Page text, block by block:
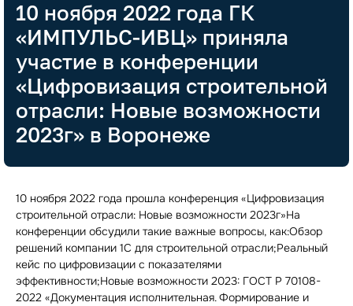
10 ноября 2022 года ГК
«ИМПУЛЬС-ИВЦ» приняла
участие в конференции
«Цифровизация строительной
отрасли: Новые возможности
2023г» в Воронеже
10 ноября 2022 года прошла конференция «Цифровизация
строительной отрасли: Новые возможности 2023г»На
конференции обсудили такие важные вопросы, как:Обзор
решений компании 1С для строительной отрасли;Реальный
кейс по цифровизации с показателями
эффективности;Новые возможности 2023: ГОСТ Р 70108-
2022 «Документация исполнительная. Формирование и